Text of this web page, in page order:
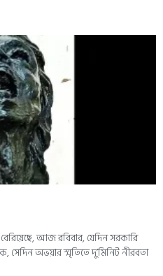
বেরিয়েছে, আজ রবিবার, যেদিন সরকারি
সেদিন অভয়ার স্মৃতিতে দু’মিনিট নীরবতা